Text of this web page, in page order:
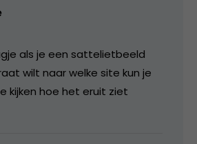
als je een sattelietbeeld
wilt naar welke site kun je
kijken hoe het eruit ziet